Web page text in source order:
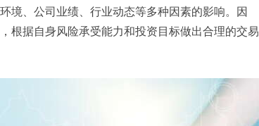
境、公司业绩、行业动态等多种因素的影响。因
根据自身风险承受能力和投资目标做出合理的交易